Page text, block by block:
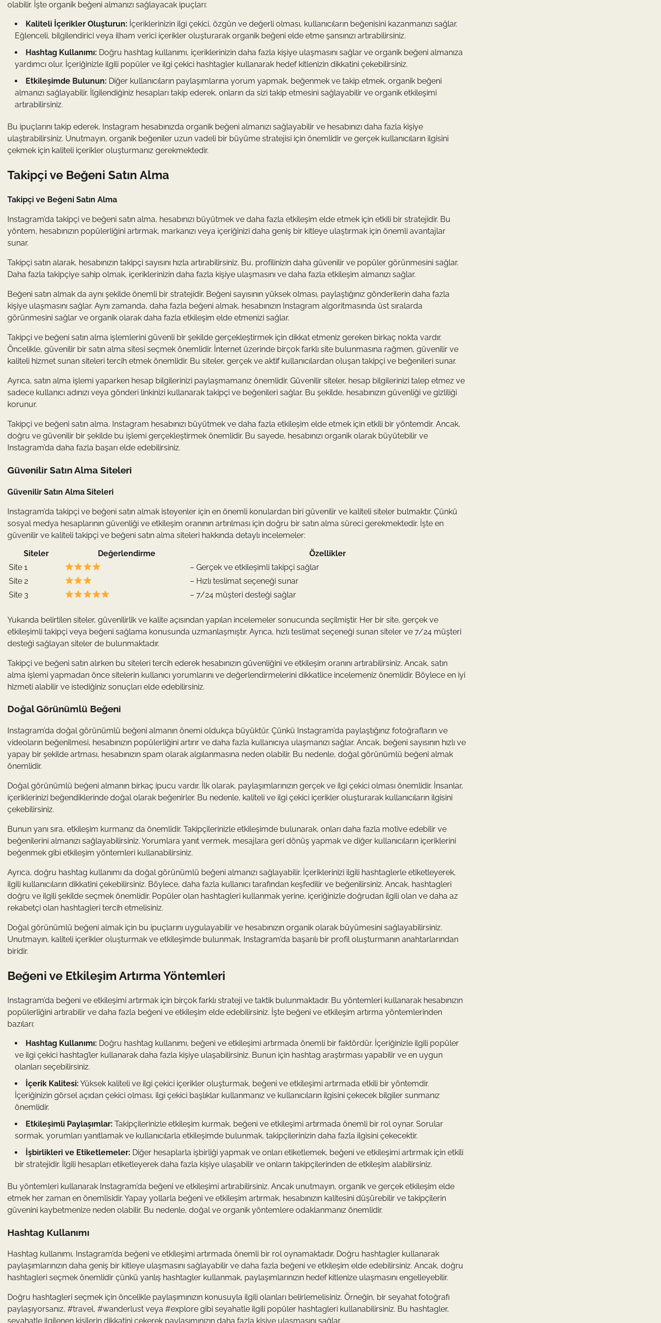
olabilir. İşte organik beğeni almanızı sağlayacak ipuçları:
Kaliteli İçerikler Oluşturun: İçeriklerinizin ilgi çekici, özgün ve değerli olması, kullanıcıların beğenisini kazanmanızı sağlar.
Eğlenceli, bilgilendirici veya ilham verici içerikler oluşturarak organik beğeni elde etme şansınızı artırabilirsiniz.
Hashtag Kullanımı: Doğru hashtag kullanımı, içeriklerinizin daha fazla kişiye ulaşmasını sağlar ve organik beğeni almanıza
yardımcı olur. İçeriğinizle ilgili popüler ve ilgi çekici hashtagler kullanarak hedef kitlenizin dikkatini çekebilirsiniz.
Etkileşimde Bulunun: Diğer kullanıcıların paylaşımlarına yorum yapmak, beğenmek ve takip etmek, organik beğeni
almanızı sağlayabilir. İlgilendiğiniz hesapları takip ederek, onların da sizi takip etmesini sağlayabilir ve organik etkileşimi
artırabilirsiniz.
Bu ipuçlarını takip ederek, Instagram hesabınızda organik beğeni almanızı sağlayabilir ve hesabınızı daha fazla kişiye
ulaştırabilirsiniz. Unutmayın, organik beğeniler uzun vadeli bir büyüme stratejisi için önemlidir ve gerçek kullanıcıların ilgisini
çekmek için kaliteli içerikler oluşturmanız gerekmektedir.
Takipçi ve Beğeni Satın Alma
Takipçi ve Beğeni Satın Alma
Instagram’da takipçi ve beğeni satın alma, hesabınızı büyütmek ve daha fazla etkileşim elde etmek için etkili bir stratejidir. Bu
yöntem, hesabınızın popülerliğini artırmak, markanızı veya içeriğinizi daha geniş bir kitleye ulaştırmak için önemli avantajlar
sunar.
Takipçi satın alarak, hesabınızın takipçi sayısını hızla artırabilirsiniz. Bu, profilinizin daha güvenilir ve popüler görünmesini sağlar.
Daha fazla takipçiye sahip olmak, içeriklerinizin daha fazla kişiye ulaşmasını ve daha fazla etkileşim almanızı sağlar.
Beğeni satın almak da aynı şekilde önemli bir stratejidir. Beğeni sayısının yüksek olması, paylaştığınız gönderilerin daha fazla
kişiye ulaşmasını sağlar. Aynı zamanda, daha fazla beğeni almak, hesabınızın Instagram algoritmasında üst sıralarda
görünmesini sağlar ve organik olarak daha fazla etkileşim elde etmenizi sağlar.
Takipçi ve beğeni satın alma işlemlerini güvenli bir şekilde gerçekleştirmek için dikkat etmeniz gereken birkaç nokta vardır.
Öncelikle, güvenilir bir satın alma sitesi seçmek önemlidir. İnternet üzerinde birçok farklı site bulunmasına rağmen, güvenilir ve
kaliteli hizmet sunan siteleri tercih etmek önemlidir. Bu siteler, gerçek ve aktif kullanıcılardan oluşan takipçi ve beğenileri sunar.
Ayrıca, satın alma işlemi yaparken hesap bilgilerinizi paylaşmamanız önemlidir. Güvenilir siteler, hesap bilgilerinizi talep etmez ve
sadece kullanıcı adınızı veya gönderi linkinizi kullanarak takipçi ve beğenileri sağlar. Bu şekilde, hesabınızın güvenliği ve gizliliği
korunur.
Takipçi ve beğeni satın alma, Instagram hesabınızı büyütmek ve daha fazla etkileşim elde etmek için etkili bir yöntemdir. Ancak,
doğru ve güvenilir bir şekilde bu işlemi gerçekleştirmek önemlidir. Bu sayede, hesabınızı organik olarak büyütebilir ve
Instagram’da daha fazla başarı elde edebilirsiniz.
Güvenilir Satın Alma Siteleri
Güvenilir Satın Alma Siteleri
Instagram’da takipçi ve beğeni satın almak isteyenler için en önemli konulardan biri güvenilir ve kaliteli siteler bulmaktır. Çünkü
sosyal medya hesaplarının güvenliği ve etkileşim oranının artırılması için doğru bir satın alma süreci gerekmektedir. İşte en
güvenilir ve kaliteli takipçi ve beğeni satın alma siteleri hakkında detaylı incelemeler:
Siteler
Değerlendirme
Özellikler
Site 1
– Gerçek ve etkileşimli takipçi sağlar
Site 2
– Hızlı teslimat seçeneği sunar
Site 3
– 7/24 müşteri desteği sağlar
Yukarıda belirtilen siteler, güvenilirlik ve kalite açısından yapılan incelemeler sonucunda seçilmiştir. Her bir site, gerçek ve
etkileşimli takipçi veya beğeni sağlama konusunda uzmanlaşmıştır. Ayrıca, hızlı teslimat seçeneği sunan siteler ve 7/24 müşteri
desteği sağlayan siteler de bulunmaktadır.
Takipçi ve beğeni satın alırken bu siteleri tercih ederek hesabınızın güvenliğini ve etkileşim oranını artırabilirsiniz. Ancak, satın
alma işlemi yapmadan önce sitelerin kullanıcı yorumlarını ve değerlendirmelerini dikkatlice incelemeniz önemlidir. Böylece en iyi
hizmeti alabilir ve istediğiniz sonuçları elde edebilirsiniz.
Doğal Görünümlü Beğeni
Instagram’da doğal görünümlü beğeni almanın önemi oldukça büyüktür. Çünkü Instagram’da paylaştığınız fotoğrafların ve
videoların beğenilmesi, hesabınızın popülerliğini artırır ve daha fazla kullanıcıya ulaşmanızı sağlar. Ancak, beğeni sayısının hızlı ve
yapay bir şekilde artması, hesabınızın spam olarak algılanmasına neden olabilir. Bu nedenle, doğal görünümlü beğeni almak
önemlidir.
Doğal görünümlü beğeni almanın birkaç ipucu vardır. İlk olarak, paylaşımlarınızın gerçek ve ilgi çekici olması önemlidir. İnsanlar,
içeriklerinizi beğendiklerinde doğal olarak beğenirler. Bu nedenle, kaliteli ve ilgi çekici içerikler oluşturarak kullanıcıların ilgisini
çekebilirsiniz.
Bunun yanı sıra, etkileşim kurmanız da önemlidir. Takipçilerinizle etkileşimde bulunarak, onları daha fazla motive edebilir ve
beğenilerini almanızı sağlayabilirsiniz. Yorumlara yanıt vermek, mesajlara geri dönüş yapmak ve diğer kullanıcıların içeriklerini
beğenmek gibi etkileşim yöntemleri kullanabilirsiniz.
Ayrıca, doğru hashtag kullanımı da doğal görünümlü beğeni almanızı sağlayabilir. İçeriklerinizi ilgili hashtaglerle etiketleyerek,
ilgili kullanıcıların dikkatini çekebilirsiniz. Böylece, daha fazla kullanıcı tarafından keşfedilir ve beğenilirsiniz. Ancak, hashtagleri
doğru ve ilgili şekilde seçmek önemlidir. Popüler olan hashtagleri kullanmak yerine, içeriğinizle doğrudan ilgili olan ve daha az
rekabetçi olan hashtagleri tercih etmelisiniz.
Doğal görünümlü beğeni almak için bu ipuçlarını uygulayabilir ve hesabınızın organik olarak büyümesini sağlayabilirsiniz.
Unutmayın, kaliteli içerikler oluşturmak ve etkileşimde bulunmak, Instagram’da başarılı bir profil oluşturmanın anahtarlarından
biridir.
Beğeni ve Etkileşim Artırma Yöntemleri
Instagram’da beğeni ve etkileşimi artırmak için birçok farklı strateji ve taktik bulunmaktadır. Bu yöntemleri kullanarak hesabınızın
popülerliğini artırabilir ve daha fazla beğeni ve etkileşim elde edebilirsiniz. İşte beğeni ve etkileşim artırma yöntemlerinden
bazıları:
Hashtag Kullanımı: Doğru hashtag kullanımı, beğeni ve etkileşimi artırmada önemli bir faktördür. İçeriğinizle ilgili popüler
ve ilgi çekici hashtag’ler kullanarak daha fazla kişiye ulaşabilirsiniz. Bunun için hashtag araştırması yapabilir ve en uygun
olanları seçebilirsiniz.
İçerik Kalitesi: Yüksek kaliteli ve ilgi çekici içerikler oluşturmak, beğeni ve etkileşimi artırmada etkili bir yöntemdir.
İçeriğinizin görsel açıdan çekici olması, ilgi çekici başlıklar kullanmanız ve kullanıcıların ilgisini çekecek bilgiler sunmanız
önemlidir.
Etkileşimli Paylaşımlar: Takipçilerinizle etkileşim kurmak, beğeni ve etkileşimi artırmada önemli bir rol oynar. Sorular
sormak, yorumları yanıtlamak ve kullanıcılarla etkileşimde bulunmak, takipçilerinizin daha fazla ilgisini çekecektir.
İşbirlikleri ve Etiketlemeler: Diğer hesaplarla işbirliği yapmak ve onları etiketlemek, beğeni ve etkileşimi artırmak için etkili
bir stratejidir. İlgili hesapları etiketleyerek daha fazla kişiye ulaşabilir ve onların takipçilerinden de etkileşim alabilirsiniz.
Bu yöntemleri kullanarak Instagram’da beğeni ve etkileşimi artırabilirsiniz. Ancak unutmayın, organik ve gerçek etkileşim elde
etmek her zaman en önemlisidir. Yapay yollarla beğeni ve etkileşim artırmak, hesabınızın kalitesini düşürebilir ve takipçilerin
güvenini kaybetmenize neden olabilir. Bu nedenle, doğal ve organik yöntemlere odaklanmanız önemlidir.
Hashtag Kullanımı
Hashtag kullanımı, Instagram’da beğeni ve etkileşimi artırmada önemli bir rol oynamaktadır. Doğru hashtagler kullanarak
paylaşımlarınızın daha geniş bir kitleye ulaşmasını sağlayabilir ve daha fazla beğeni ve etkileşim elde edebilirsiniz. Ancak, doğru
hashtagleri seçmek önemlidir çünkü yanlış hashtagler kullanmak, paylaşımlarınızın hedef kitlenize ulaşmasını engelleyebilir.
Doğru hashtagleri seçmek için öncelikle paylaşımınızın konusuyla ilgili olanları belirlemelisiniz. Örneğin, bir seyahat fotoğrafı
paylaşıyorsanız, #travel, #wanderlust veya #explore gibi seyahatle ilgili popüler hashtagleri kullanabilirsiniz. Bu hashtagler,
seyahatle ilgilenen kişilerin dikkatini çekerek paylaşımınızın daha fazla kişiye ulaşmasını sağlar.